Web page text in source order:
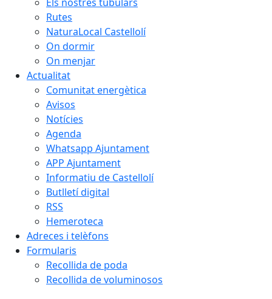
Rutes
NaturaLocal Castellolí
On dormir
On menjar
Actualitat
Comunitat energètica
Avisos
Notícies
Agenda
Whatsapp Ajuntament
APP Ajuntament
Informatiu de Castellolí
Butlletí digital
RSS
Hemeroteca
Adreces i telèfons
Formularis
Recollida de poda
Recollida de voluminosos